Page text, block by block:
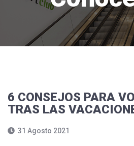
6 CONSEJOS PARA
TRAS LAS
31 Agosto 2021